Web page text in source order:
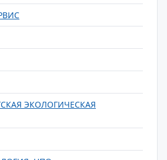
ЭКОЛОГИЧЕСКАЯ